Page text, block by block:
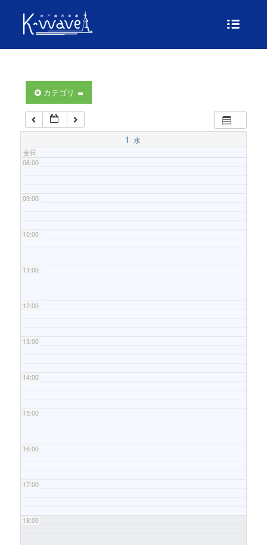
カテゴリ
1 水
全日
04:00
06:00
07:00
08:00
09:00
10:00
11:00
12:00
13:00
14:00
15:00
16:00
17:00
18:00